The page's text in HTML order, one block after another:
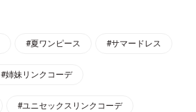
#夏ワンピース #サマードレス
#姉妹リンクコーデ
#ユニセックスリンクコーデ